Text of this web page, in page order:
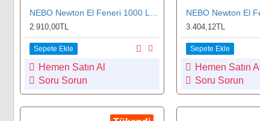
2.910,00TL
Sepete Ekle
Hemen Satın Al
Soru Sorun
3.404,12TL
Sepete Ekle
Hemen Satın Al
Soru Sorun